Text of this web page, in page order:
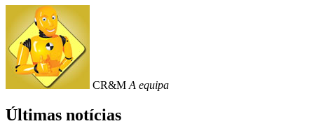
CR&M A equipa
Últimas notícias